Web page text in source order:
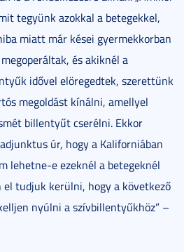
tegyünk azokkal a betegekkel,
miatt már kései gyermekkorban
és akiknél a
idővel elöregedtek, szerettünk
megoldást kínálni, amellyel
billentyűt cserélni. Ekkor
úr, hogy a Kaliforniában
lehetne-e ezeknél a betegeknél
tudjuk kerülni, hogy a következő
nyúlni a szívbillentyűkhöz” –